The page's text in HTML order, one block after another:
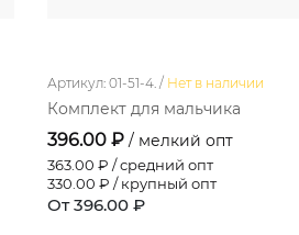
Артикул: 01-51-4. / Нет в наличии
Комплект для мальчика
396.00 ₽ / мелкий опт
363.00 ₽ / средний опт
330.00 ₽ / крупный опт
От 396.00 ₽